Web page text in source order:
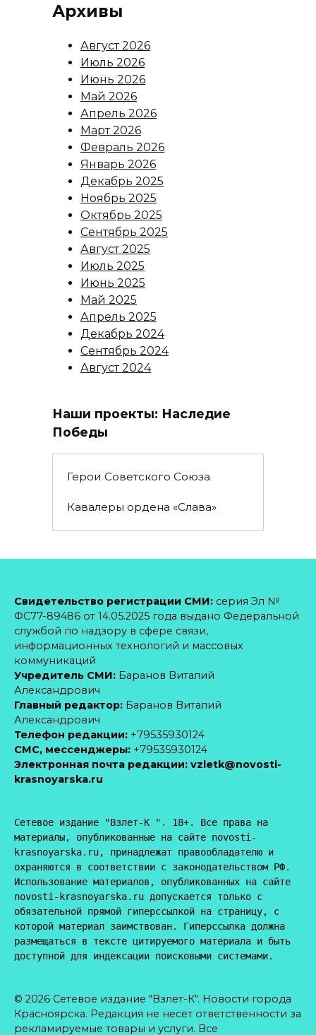
Архивы
Август 2026
Июль 2026
Июнь 2026
Май 2026
Апрель 2026
Март 2026
Февраль 2026
Январь 2026
Декабрь 2025
Ноябрь 2025
Октябрь 2025
Сентябрь 2025
Август 2025
Июль 2025
Июнь 2025
Май 2025
Апрель 2025
Декабрь 2024
Сентябрь 2024
Август 2024
Наши проекты: Наследие
Победы
Герои Советского Союза
Кавалеры ордена «Слава»
Свидетельство регистрации СМИ: серия Эл №
ФС77-89486 от 14.05.2025 года выдано Федеральной
службой по надзору в сфере связи,
информационных технологий и массовых
коммуникаций
Учредитель СМИ: Баранов Виталий
Александрович
Главный редактор: Баранов Виталий
Александрович
Телефон редакции: +79535930124
CМС, мессенджеры: +79535930124
Электронная почта редакции: vzletk@novosti-
krasnoyarska.ru
Сетевое издание "Взлет-К ". 18+. Все права на
материалы, опубликованные на сайте novosti-
krasnoyarska.ru, принадлежат правообладателю и
охраняются в соответствии с законодательством РФ.
Использование материалов, опубликованных на сайте
novosti-krasnoyarska.ru допускается только с
обязательной прямой гиперссылкой на страницу, с
которой материал заимствован. Гиперссылка должна
размещаться в тексте цитируемого материала и быть
доступной для индексации поисковыми системами.
© 2026 Сетевое издание "Взлет-К". Новости города
Красноярска. Редакция не несет ответственности за
рекламируемые товары и услуги. Все